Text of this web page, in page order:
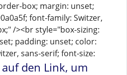
box; margin: unset;
font-family: Switzer,
/><br style="box-sizing:
padding: unset; color:
sans-serif; font-size:
auf den Link, um